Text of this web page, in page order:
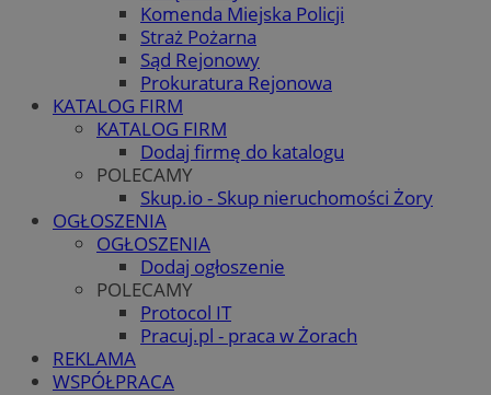
Komenda Miejska Policji
Straż Pożarna
Sąd Rejonowy
Prokuratura Rejonowa
KATALOG FIRM
KATALOG FIRM
Dodaj firmę do katalogu
POLECAMY
Skup.io - Skup nieruchomości Żory
OGŁOSZENIA
OGŁOSZENIA
Dodaj ogłoszenie
POLECAMY
Protocol IT
Pracuj.pl - praca w Żorach
REKLAMA
WSPÓŁPRACA